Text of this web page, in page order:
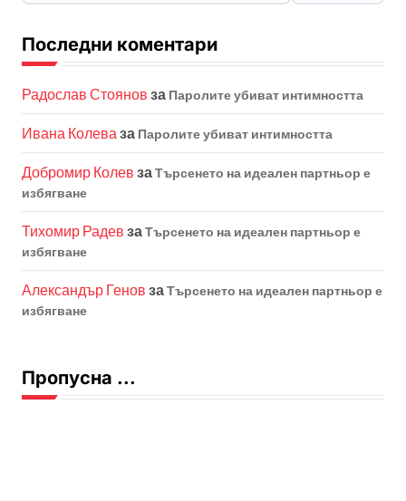
Последни коментари
Радослав Стоянов за Паролите убиват интимността
Ивана Колеваза Паролите убиват интимността
Добромир Колев заТърсенето на идеален партньор е
избягване
Тихомир Радев заТърсенето на идеален партньор е
избягване
Александър Генов заТърсенето на идеален партньор е
избягване
Пропусна ...